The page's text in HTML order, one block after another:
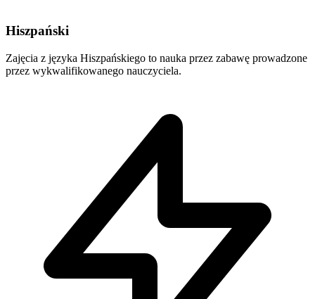
Hiszpański
Zajęcia z języka Hiszpańskiego to nauka przez zabawę prowadzone
przez wykwalifikowanego nauczyciela.